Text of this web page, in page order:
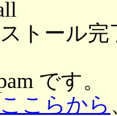
トール完
です。
ここらから